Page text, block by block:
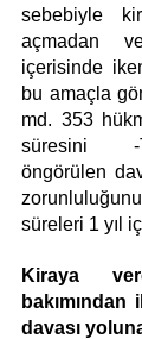
sebebiyle
açmadan
içerisinde
bu amaçla
md. 353
süresini -
öngörülen
süreleri 1 yıl
Kiraya
davası